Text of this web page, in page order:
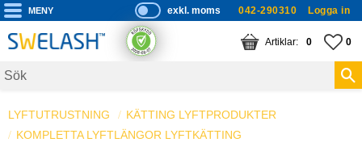
Meny
P
ri
s
s
a
exkl. moms 042-290310 Logga in
0
KUNDVAGN
ANTAL 0
LYFTUTRUSTNING
KÄTTING LYFTPRODUKTER
KOMPLETTA LYFTLÄNGOR LYFTKÄTTING